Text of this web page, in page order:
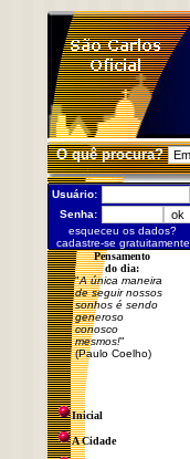
O quê procura?
Usuário:
Senha:
esqueceu os dados?
cadastre-se gratuitamente
Pensamento
do dia:
"A única maneira
de seguir nossos
sonhos é sendo
generoso
conosco
mesmos!"
(Paulo Coelho)
Inicial
A Cidade